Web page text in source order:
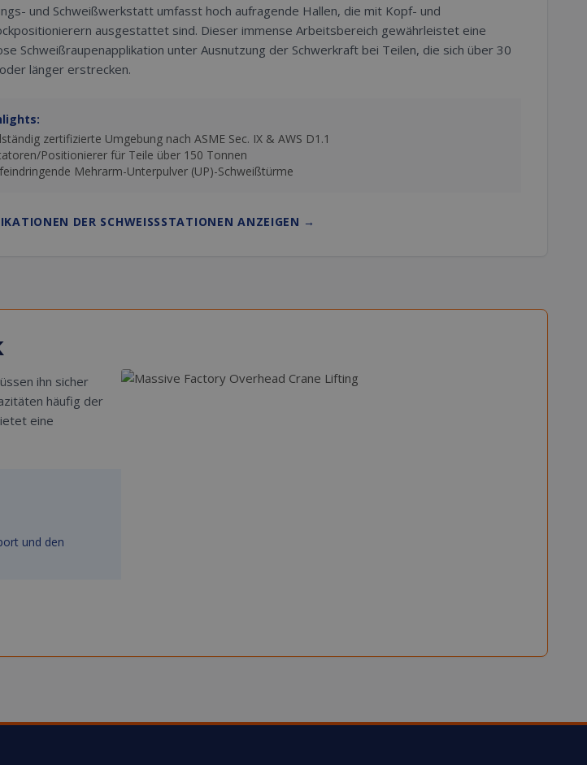
und Schweißwerkstatt umfasst hoch aufragende Hallen, die mit Kopf- und
ausgestattet sind. Dieser immense Arbeitsbereich gewährleistet eine
Schweißraupenapplikation unter Ausnutzung der Schwerkraft bei Teilen, die sich über 30
länger erstrecken.
zertifizierte Umgebung nach ASME Sec. IX & AWS D1.1
Positionierer für Teile über 150 Tonnen
Mehrarm-Unterpulver (UP)-Schweißtürme
DER SCHWEISSSTATIONEN ANZEIGEN →
ihn sicher
häufig der
eine
und den